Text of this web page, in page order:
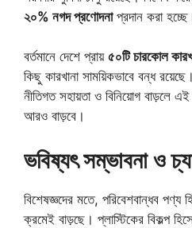
২০% নগদ প্রণোদনাপ্রদান করা
বর্তমানে দেশে প্রায় ৫০টি চারকোল
কিছু কারখানা সাময়িকভাবে বন্ধ
নীতিগত সহায়তা ও বিনিয়োগ বাড়লে
আরও বাড়বে।
ভবিষ্যৎ সম্ভাবনা ও
বিশেষজ্ঞদের মতে, পরিবেশবান্ধব পণ্য
ক্রমেই বাড়ছে। প্লাস্টিকের বিকল্প